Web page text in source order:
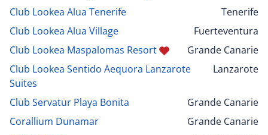
Club Lookea Alua Tenerife
Tenerife
Club Lookea Alua Village
Fuerteventura
Club Lookea Maspalomas Resort
Grande Canarie
Club Lookea Sentido Aequora Lanzarote
Suites
Lanzarote
Club Servatur Playa Bonita
Grande Canarie
Corallium Dunamar
Grande Canarie